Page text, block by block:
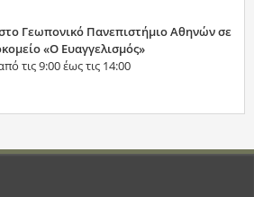
Γεωπονικό Πανεπιστήμιο Αθηνών σε
«Ο Ευαγγελισμός»
τις 9:00 έως τις 14:00